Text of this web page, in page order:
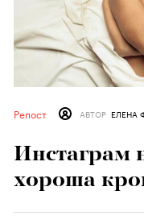
Репост АВТОР ЕЛЕНА
Инстаграм
хороша